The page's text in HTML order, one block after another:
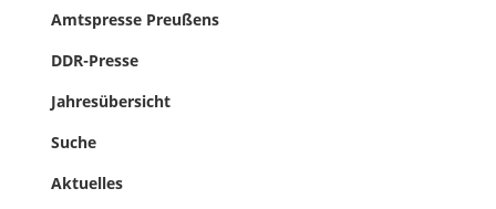
Amtspresse Preußens
DDR-Presse
Jahresübersicht
Suche
Aktuelles